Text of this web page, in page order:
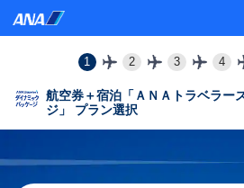
1 2 3 4
航空券＋宿泊「ＡＮＡトラベラー
ジ」 プラン選択